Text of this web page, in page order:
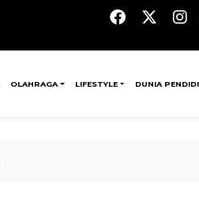
OLAHRAGA LIFESTYLE DUNIA